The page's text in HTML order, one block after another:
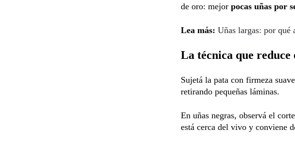
de oro: mejor pocas uñas por
Lea más: Uñas largas: por qué
La técnica que reduce
Sujetá la pata con firmeza
retirando pequeñas láminas.
En uñas negras, observá el
está cerca del vivo y conviene